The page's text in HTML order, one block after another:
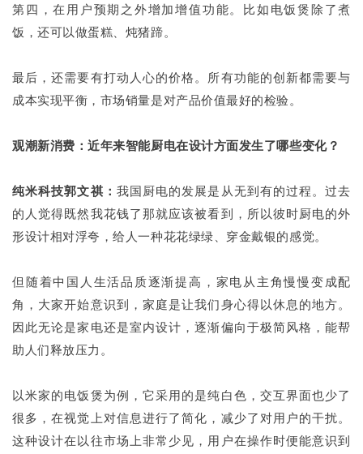
第四，在用户预期之外增加增值功能。比如电饭煲除了煮
饭，还可以做蛋糕、炖猪蹄。
最后，还需要有打动人心的价格。所有功能的创新都需要与
成本实现平衡，市场销量是对产品价值最好的检验。
观潮新消费：近年来智能厨电在设计方面发生了哪些变化？
纯米科技郭文祺： 我国厨电的发展是从无到有的过程。过去
的人觉得既然我花钱了那就应该被看到，所以彼时厨电的外
形设计相对浮夸，给人一种花花绿绿、穿金戴银的感觉。
但随着中国人生活品质逐渐提高，家电从主角慢慢变成配
角，大家开始意识到，家庭是让我们身心得以休息的地方。
因此无论是家电还是室内设计，逐渐偏向于极简风格，能帮
助人们释放压力。
以米家的电饭煲为例，它采用的是纯白色，交互界面也少了
很多，在视觉上对信息进行了简化，减少了对用户的干扰。
这种设计在以往市场上非常少见，用户在操作时便能意识到